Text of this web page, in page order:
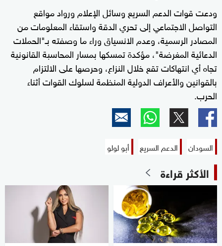
ودعت قوات الدعم السريع وسائل الإعلام ورواد مواقع
التواصل الاجتماعي إلى تحري الدقة واستقاء المعلومات من
المصادر الرسمية، وعدم الانسياق وراء ما وصفته بـ"الحملات
الدعائية المغرضة"، مؤكدة تمسكها بمسار المحاسبة القانونية
تجاه أي انتهاكات تقع خلال النزاع، وحرصها على الالتزام
بالقوانين والأعراف الدولية المنظمة لسلوك القوات أثناء
الحرب.
السودان الدعم السريع أبو لولو
الأكثر قراءة